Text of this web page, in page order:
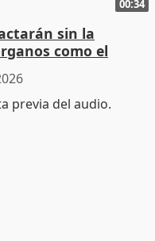
00:34
sin la
como el